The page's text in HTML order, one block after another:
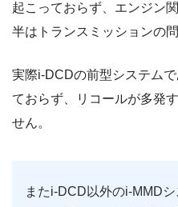
起こっておらず、エンジン
半はトランスミッションの
実際i-DCDの前型システム
ておらず、リコールが多発
せん。
またi-DCD以外のi-MMD